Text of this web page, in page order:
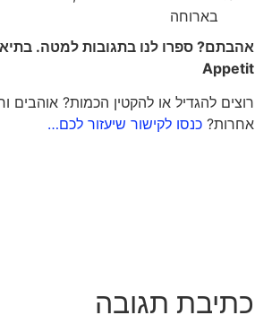
בארוחה
אהבתם? ספרו לנו בתגובות למטה.
Appetit
רוצים להגדיל או להקטין הכמות? אוהבים
אחרות?כנסו לקישור שיעזור לכם…
כתיבת תגובה